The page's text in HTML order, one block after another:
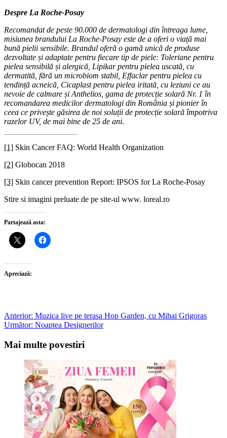
Despre La Roche-Posay
Recomandat de peste 90.000 de dermatologi din întreaga lume,
misiunea brandului La Roche-Posay este de a oferi o viață mai
bună pielii sensibile. Brandul oferă o gamă unică de produse
dezvoltate și adaptate pentru fiecare tip de piele: Toleriane pentru
pielea sensibilă și alergică, Lipikar pentru pielea uscată, cu
dermatită, fără un microbiom stabil, Effaclar pentru pielea cu
tendință acneică, Cicaplast pentru pielea iritată, cu leziuni ce au
nevoie de calmare și Anthelios, gama de protecție solară Nr. 1 în
recomandarea medicilor dermatologi din România și pionier în
ceea ce privește găsirea de noi soluții de protecție solară împotriva
razelor UV, de mai bine de 25 de ani.
[1] Skin Cancer FAQ: World Health Organization
[2] Globocan 2018
[3] Skin cancer prevention Report: IPSOS for La Roche-Posay
Stire si imagini preluate de pe site-ul www. loreal.ro
Partajează asta:
Apreciază:
Post
navigation
Anterior: Muzica live pe terasa Hop Garden, cu Mihai Grigoras
Următor: Noaptea Designerilor
Mai multe povestiri